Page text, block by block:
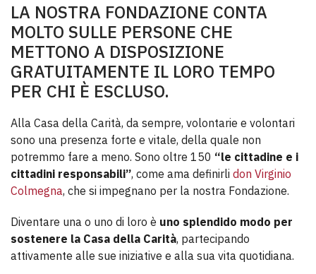
LA NOSTRA FONDAZIONE CONTA
MOLTO SULLE PERSONE CHE
METTONO A DISPOSIZIONE
GRATUITAMENTE IL LORO TEMPO
PER CHI È ESCLUSO.
Alla Casa della Carità, da sempre, volontarie e volontari
sono una presenza forte e vitale, della quale non
potremmo fare a meno. Sono oltre 150 “le cittadine e i
cittadini responsabili”, come ama definirli don Virginio
Colmegna, che si impegnano per la nostra Fondazione.
Diventare una o uno di loro è uno splendido modo per
sostenere la Casa della Carità, partecipando
attivamente alle sue iniziative e alla sua vita quotidiana.